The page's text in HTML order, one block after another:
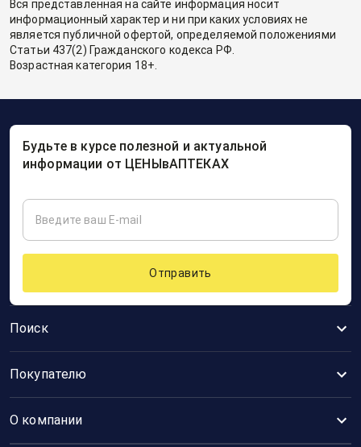
Вся представленная на сайте информация носит
информационный характер и ни при каких условиях не
является публичной офертой, определяемой положениями
Статьи 437(2) Гражданского кодекса РФ.
Возрастная категория 18+.
Поиск
Покупателю
О компании
Будьте в курсе полезной и актуальной
информации от ЦЕНЫвАПТЕКАХ
Отправить